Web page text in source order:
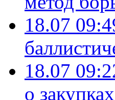
18.07
18.07
о